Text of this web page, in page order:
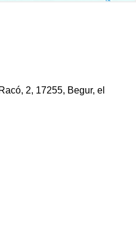
2, 17255, Begur, el